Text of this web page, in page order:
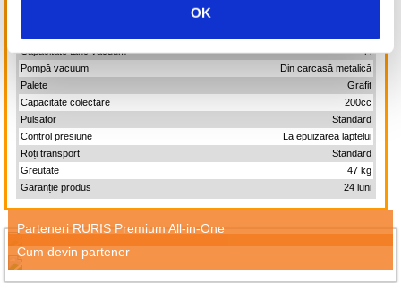
OK
Capacitate tanc vacuum
4 l
Pompă vacuum
Din carcasă metalică
Palete
Grafit
Capacitate colectare
200cc
Pulsator
Standard
Control presiune
La epuizarea laptelui
Roți transport
Standard
Greutate
47 kg
Garanție produs
24 luni
Parteneri RURIS Premium All-in-One
Cum devin partener